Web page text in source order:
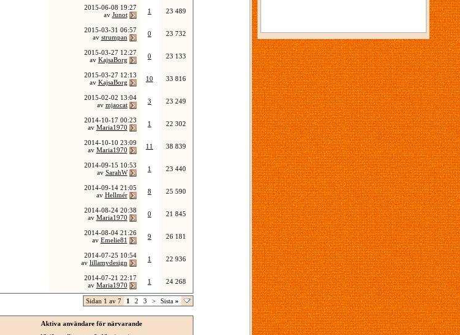
2015-06-08 19:27
av Junot 1 23 489
2015-03-31 06:57
av strumpan 0 23 732
2015-03-27 12:27
av KajsaBorg 0 23 133
2015-03-27 12:13
av KajsaBorg 10 33 816
2015-02-02 13:04
av mjaocat 3 23 249
2014-10-17 00:23
av Maria1970 1 22 302
2014-10-10 23:09
av Maria1970 11 38 839
2014-09-15 10:53
av SarahW 1 23 440
2014-09-14 21:05
av Hellmér 8 25 590
2014-08-24 20:38
av Maria1970 0 21 845
2014-08-04 21:26
av Emelie81 9 26 181
2014-07-25 10:54
av lillamydesign 1 22 936
2014-07-21 22:17
av Maria1970 1 24 268
Sidan 1 av 7 1 2 3 > Sista »
Aktiva användare för närvarande